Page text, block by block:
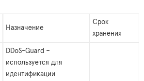
Назначение
Срок
хранения
DDoS-Guard –
используется для
идентификации